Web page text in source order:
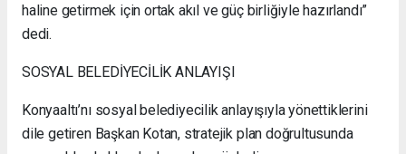
haline getirmek için ortak akıl ve güç birliğiyle hazırlandı”
dedi.
SOSYAL BELEDİYECİLİK ANLAYIŞI
Konyaaltı’nı sosyal belediyecilik anlayışıyla yönettiklerini
dile getiren Başkan Kotan, stratejik plan doğrultusunda